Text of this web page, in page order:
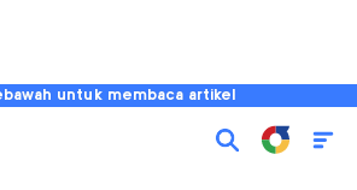
untuk membaca artikel